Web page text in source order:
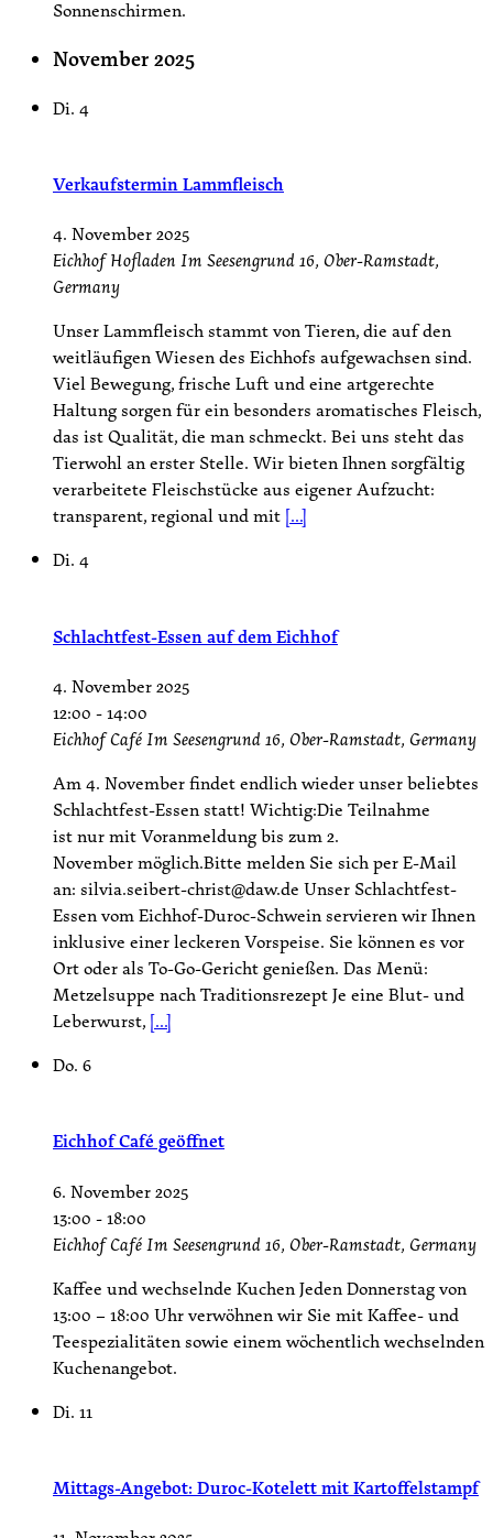
Sonnenschirmen.
November 2025
Di. 4
Verkaufstermin Lammfleisch
4. November 2025
Eichhof Hofladen Im Seesengrund 16, Ober-Ramstadt,
Germany
Unser Lammfleisch stammt von Tieren, die auf den
weitläufigen Wiesen des Eichhofs aufgewachsen sind.
Viel Bewegung, frische Luft und eine artgerechte
Haltung sorgen für ein besonders aromatisches Fleisch,
das ist Qualität, die man schmeckt. Bei uns steht das
Tierwohl an erster Stelle. Wir bieten Ihnen sorgfältig
verarbeitete Fleischstücke aus eigener Aufzucht:
transparent, regional und mit [...]
Di. 4
Schlachtfest-Essen auf dem Eichhof
4. November 2025
12:00 -14:00
Eichhof CaféIm Seesengrund 16, Ober-Ramstadt, Germany
Am 4. November findet endlich wieder unser beliebtes
Schlachtfest-Essen statt! Wichtig:Die Teilnahme
ist nur mit Voranmeldung bis zum 2.
November möglich.Bitte melden Sie sich per E-Mail
an: silvia.seibert-christ@daw.de Unser Schlachtfest-
Essen vom Eichhof-Duroc-Schwein servieren wir Ihnen
inklusive einer leckeren Vorspeise. Sie können es vor
Ort oder als To-Go-Gericht genießen. Das Menü:
Metzelsuppe nach Traditionsrezept Je eine Blut- und
Leberwurst, [...]
Do. 6
Eichhof Café geöffnet
6. November 2025
13:00 -18:00
Eichhof CaféIm Seesengrund 16, Ober-Ramstadt, Germany
Kaffee und wechselnde Kuchen Jeden Donnerstag von
13:00 – 18:00 Uhr verwöhnen wir Sie mit Kaffee- und
Teespezialitäten sowie einem wöchentlich wechselnden
Kuchenangebot.
Di. 11
Mittags-Angebot: Duroc-Kotelett mit Kartoffelstampf